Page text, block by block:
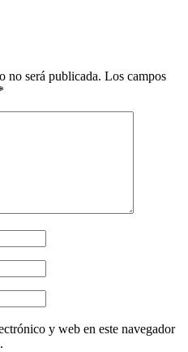
no será publicada. Los campos
y web en este navegador